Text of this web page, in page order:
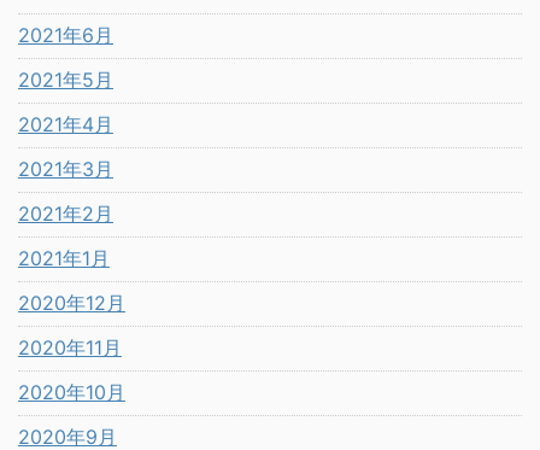
2021年6月
2021年5月
2021年4月
2021年3月
2021年2月
2021年1月
2020年12月
2020年11月
2020年10月
2020年9月